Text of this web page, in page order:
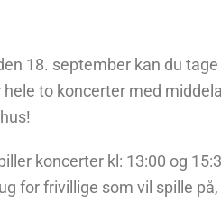
18. september kan du
hele to koncerter med
koncerter kl: 13:00 og
for frivillige som vil spille